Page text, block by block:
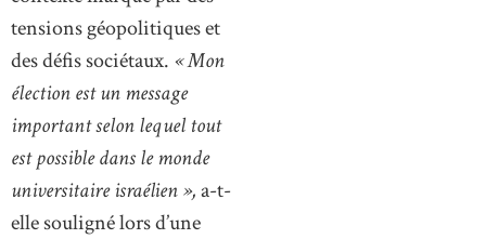
tensions géopolitiques et
des défis sociétaux. « Mon
élection est un message
important selon lequel tout
est possible dans le monde
universitaire israélien »,a-t-
elle souligné lors d’une